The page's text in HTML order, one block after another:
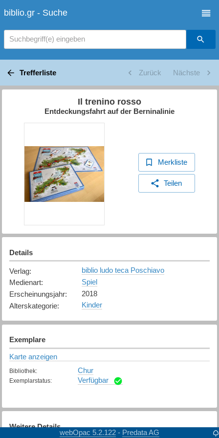
biblio.gr - Suche
Suchbegriff(e) eingeben
Trefferliste Zurück Nächste
Il trenino rosso
Entdeckungsfahrt auf der Berninalinie
Merkliste
Teilen
Details
Verlag:
biblio ludo teca Poschiavo
Medienart:
Spiel
Erscheinungsjahr:
2018
Alterskategorie: Kinder
Exemplare
Karte anzeigen
Bibliothek: Chur
Exemplarstatus: Verfügbar
Weitere Details
webOpac 5.2.122 - Predata AG